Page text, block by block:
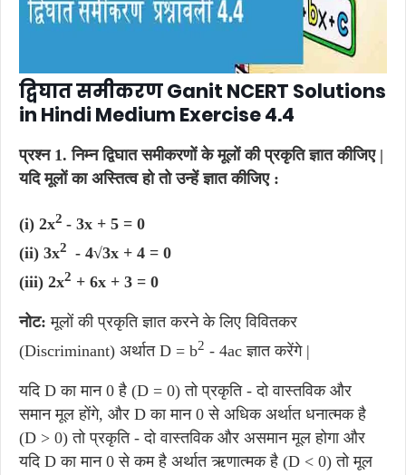
द्विघात समीकरण Ganit NCERT Solutions
in Hindi Medium Exercise 4.4
प्रश्न 1.निम्न द्विघात समीकरणों के मूलों की प्रकृति ज्ञात कीजिए |
यदि मूलों का अस्तित्व हो तो उन्हें ज्ञात कीजिए :
(i) 2x2 - 3x + 5 = 0
(ii) 3x2
​ - 4√3x + 4 = 0
(iii) 2x2 + 6x + 3 = 0
नोट: मूलों की प्रकृति ज्ञात करने के लिए विवितकर
(Discriminant) अर्थात D = b2 - 4ac ज्ञात करेंगे |
यदि D का मान 0 है (D = 0) तो प्रकृति - दो वास्तविक और
समान मूल होंगे, और D का मान 0 से अधिक अर्थात धनात्मक है
(D > 0) तो प्रकृति - दो वास्तविक और असमान मूल होगा और
यदि D का मान 0 से कम है अर्थात ऋणात्मक है (D < 0) तो मूल